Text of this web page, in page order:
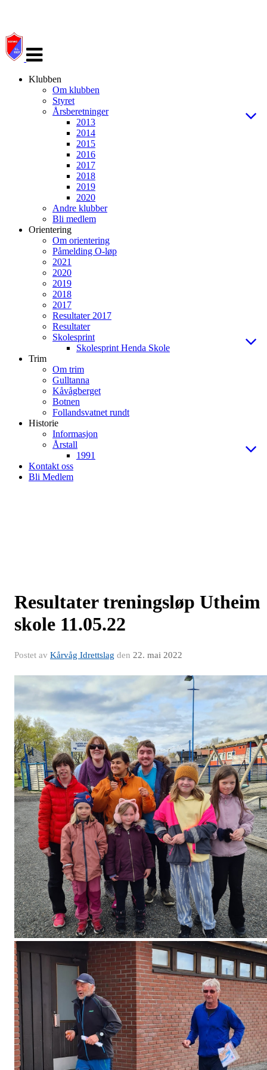
navigasjon
Klubben
Om klubben
Styret
Årsberetninger
2013
2014
2015
2016
2017
2018
2019
2020
Andre klubber
Bli medlem
Orientering
Om orientering
Påmelding O-løp
2021
2020
2019
2018
2017
Resultater 2017
Resultater
Skolesprint
Skolesprint Henda Skole
Trim
Om trim
Gulltanna
Kåvågberget
Botnen
Follandsvatnet rundt
Historie
Informasjon
Årstall
1991
Kontakt oss
Bli Medlem
Resultater treningsløp Utheim
skole 11.05.22
Postet av Kårvåg Idrettslag den 22. mai 2022